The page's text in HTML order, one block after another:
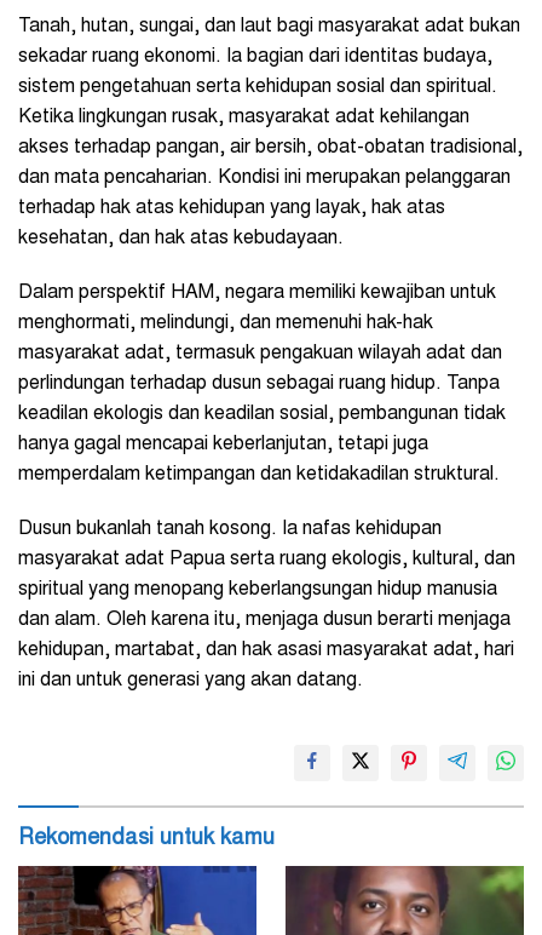
Tanah, hutan, sungai, dan laut bagi masyarakat adat bukan
sekadar ruang ekonomi. Ia bagian dari identitas budaya,
sistem pengetahuan serta kehidupan sosial dan spiritual.
Ketika lingkungan rusak, masyarakat adat kehilangan
akses terhadap pangan, air bersih, obat-obatan tradisional,
dan mata pencaharian. Kondisi ini merupakan pelanggaran
terhadap hak atas kehidupan yang layak, hak atas
kesehatan, dan hak atas kebudayaan.
Dalam perspektif HAM, negara memiliki kewajiban untuk
menghormati, melindungi, dan memenuhi hak-hak
masyarakat adat, termasuk pengakuan wilayah adat dan
perlindungan terhadap dusun sebagai ruang hidup. Tanpa
keadilan ekologis dan keadilan sosial, pembangunan tidak
hanya gagal mencapai keberlanjutan, tetapi juga
memperdalam ketimpangan dan ketidakadilan struktural.
Dusun bukanlah tanah kosong. Ia nafas kehidupan
masyarakat adat Papua serta ruang ekologis, kultural, dan
spiritual yang menopang keberlangsungan hidup manusia
dan alam. Oleh karena itu, menjaga dusun berarti menjaga
kehidupan, martabat, dan hak asasi masyarakat adat, hari
ini dan untuk generasi yang akan datang.
Rekomendasi untuk kamu